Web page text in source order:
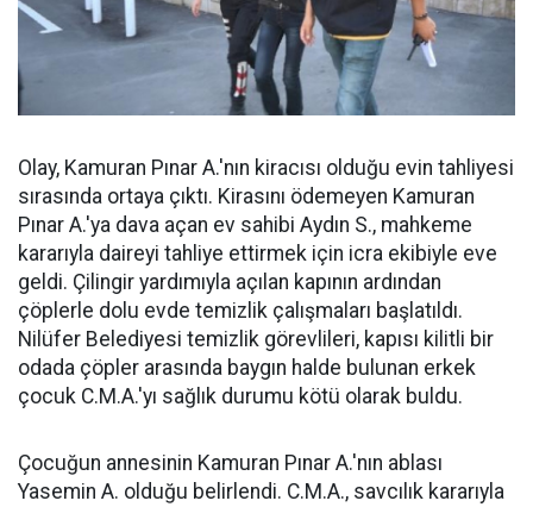
Olay, Kamuran Pınar A.'nın kiracısı olduğu evin tahliyesi
sırasında ortaya çıktı. Kirasını ödemeyen Kamuran
Pınar A.'ya dava açan ev sahibi Aydın S., mahkeme
kararıyla daireyi tahliye ettirmek için icra ekibiyle eve
geldi. Çilingir yardımıyla açılan kapının ardından
çöplerle dolu evde temizlik çalışmaları başlatıldı.
Nilüfer Belediyesi temizlik görevlileri, kapısı kilitli bir
odada çöpler arasında baygın halde bulunan erkek
çocuk C.M.A.'yı sağlık durumu kötü olarak buldu.
Çocuğun annesinin Kamuran Pınar A.'nın ablası
Yasemin A. olduğu belirlendi. C.M.A., savcılık kararıyla